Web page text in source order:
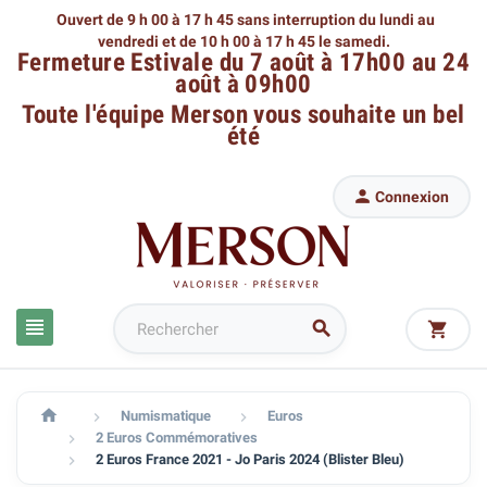
Ouvert de 9 h 00 à 17 h 45 sans interruption du lundi au
vendredi et de 10 h 00 à 17 h 45 le samedi.
Fermeture Estivale du 7 août à 17h00 au 24
août à 09h00
Toute l'équipe Mersonvous souhaite un bel
été
 
 Connexion

  Numismatique  Euros
 2 Euros Commémoratives
 2 Euros France 2021 - Jo Paris 2024 (Blister Bleu)